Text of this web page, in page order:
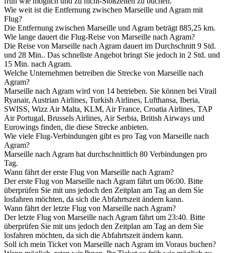
Wie weit ist die Entfernung zwischen Marseille und Agram mit
Flug?
Die Entfernung zwischen Marseille und Agram beträgt 885,25 km.
Wie lange dauert die Flug-Reise von Marseille nach Agram?
Die Reise von Marseille nach Agram dauert im Durchschnitt 9 Std.
und 28 Min.. Das schnellste Angebot bringt Sie jedoch in 2 Std. und
15 Min. nach Agram.
Welche Unternehmen betreiben die Strecke von Marseille nach
Agram?
Marseille nach Agram wird von 14 betrieben. Sie können bei Virail
Ryanair, Austrian Airlines, Turkish Airlines, Lufthansa, Iberia,
SWISS, Wizz Air Malta, KLM, Air France, Croatia Airlines, TAP
Air Portugal, Brussels Airlines, Air Serbia, British Airways und
Eurowings finden, die diese Strecke anbieten.
Wie viele Flug-Verbindungen gibt es pro Tag von Marseille nach
Agram?
Marseille nach Agram hat durchschnittlich 80 Verbindungen pro
Tag.
Wann fährt der erste Flug von Marseille nach Agram?
Der erste Flug von Marseille nach Agram fährt um 06:00. Bitte
überprüfen Sie mit uns jedoch den Zeitplan am Tag an dem Sie
losfahren möchten, da sich die Abfahrtszeit ändern kann.
Wann fährt der letzte Flug von Marseille nach Agram?
Der letzte Flug von Marseille nach Agram fährt um 23:40. Bitte
überprüfen Sie mit uns jedoch den Zeitplan am Tag an dem Sie
losfahren möchten, da sich die Abfahrtszeit ändern kann.
Soll ich mein Ticket von Marseille nach Agram im Voraus buchen?